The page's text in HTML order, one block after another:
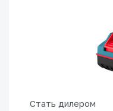
Стать дилером